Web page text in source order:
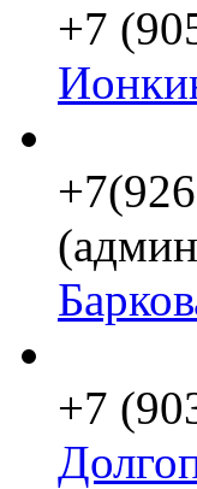
+7
+7